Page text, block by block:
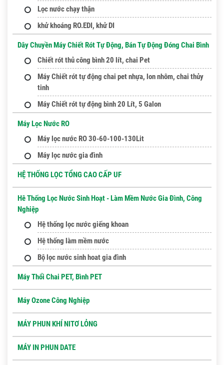
Lọc nước chạy thận
khử khoáng RO.EDI, khử DI
Dây Chuyền Máy Chiết Rót Tự Động, Bán Tự Động Đóng Chai Bình
Chiết rót thủ công bình 20 lít, chai Pet
Máy Chiết rót tự động chai pet nhựa, lon nhôm, chai thủy
tinh
Máy Chiết rót tự động bình 20 Lít, 5 Galon
Máy Lọc Nước RO
Máy lọc nước RO 30-60-100-130Lit
Máy lọc nước gia đình
HỆ THỐNG LỌC TỔNG CAO CẤP UF
Hê Thống Lọc Nước Sinh Hoạt - Làm Mềm Nước Gia Đình, Công
Nghiệp
Hệ thống lọc nước giếng khoan
Hệ thống làm mềm nước
Bộ lọc nước sinh hoat gia đình
Máy Thổi Chai PET, Bình PET
Máy Ozone Công Nghiệp
MÁY PHUN KHÍ NITƠ LỎNG
MÁY IN PHUN DATE